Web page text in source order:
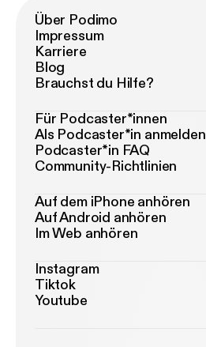
Über Podimo
Impressum
Karriere
Blog
Brauchst du Hilfe?
Für Podcaster*innen
Als Podcaster*in anmelden
Podcaster*in FAQ
Community-Richtlinien
Auf dem iPhone anhören
Auf Android anhören
Im Web anhören
Instagram
Tiktok
Youtube